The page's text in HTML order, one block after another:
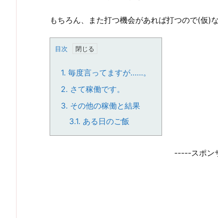
もちろん、また打つ機会があれば打つので(仮)な
目次
1. 毎度言ってますが……。
2. さて稼働です。
3. その他の稼働と結果
3.1. ある日のご飯
-----スポン